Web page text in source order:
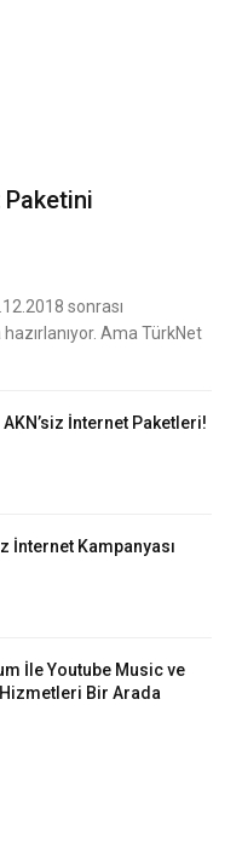
Paketini
sonrası
hazırlanıyor. Ama TürkNet
İnternet Paketleri!
İnternet Kampanyası
İle Youtube Music ve
Bir Arada